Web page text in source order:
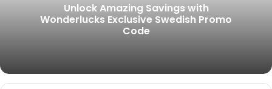
Unlock Amazing Savings with
Wonderlucks Exclusive Swedish Promo
Code